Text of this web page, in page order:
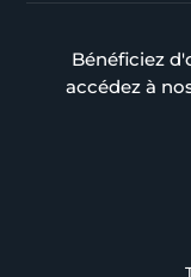
Bénéficiez
accédez à